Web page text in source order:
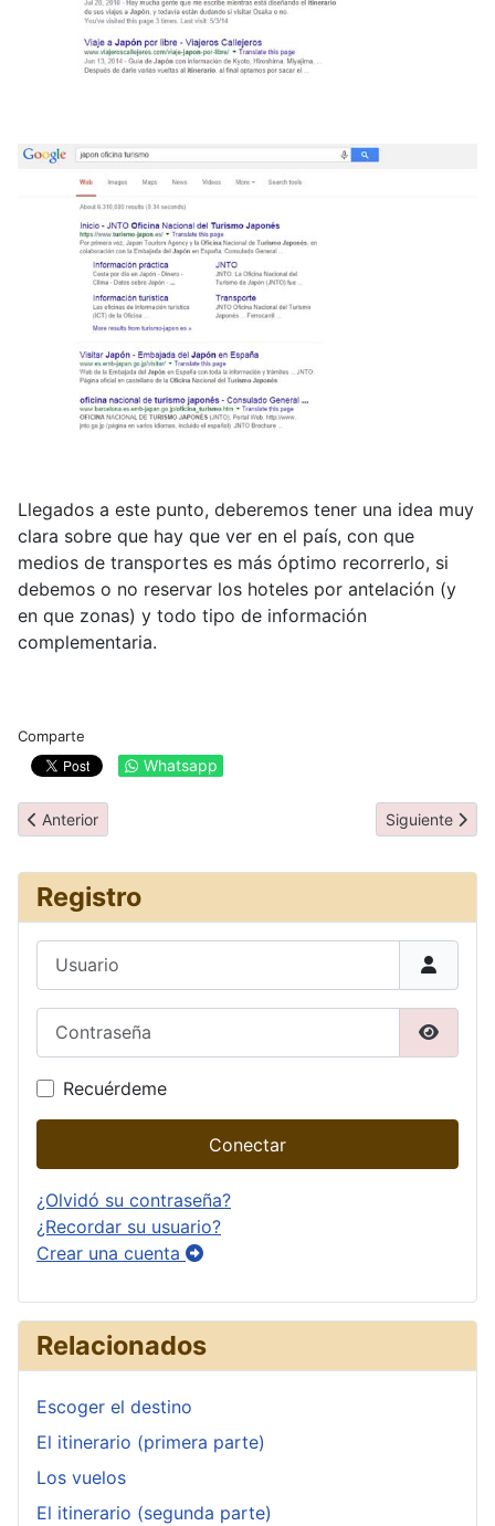
Llegados a este punto, deberemos tener una idea muy
clara sobre que hay que ver en el país, con que
medios de transportes es más óptimo recorrerlo, si
debemos o no reservar los hoteles por antelación (y
en que zonas) y todo tipo de información
complementaria.
Comparte
Whatsapp
Artículo anterior: Escoger el destino
Anterior Artículo
Siguiente
Registro
Recuérdeme
Conectar
¿Olvidó su contraseña?
¿Recordar su usuario?
Crear una cuenta
Relacionados
Escoger el destino
El itinerario (primera parte)
Los vuelos
El itinerario (segunda parte)